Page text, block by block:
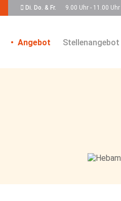
Di. Do. & Fr. 9.00 Uhr - 11.00 Uhr
Angebot Stellenangebot